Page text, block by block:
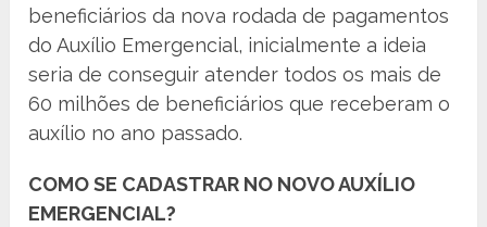
beneficiários da nova rodada de pagamentos
do Auxílio Emergencial, inicialmente a ideia
seria de conseguir atender todos os mais de
60 milhões de beneficiários que receberam o
auxílio no ano passado.
COMO SE CADASTRAR NO NOVO AUXÍLIO
EMERGENCIAL?